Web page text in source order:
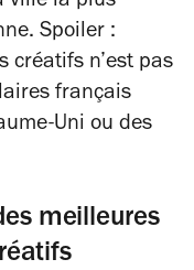
Spoiler :
créatifs n’est pas
français
Uni ou des
meilleures